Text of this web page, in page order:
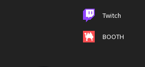
Twitch
BOOTH